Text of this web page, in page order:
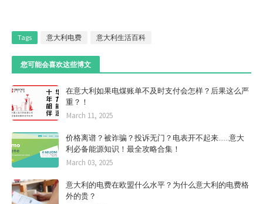
Tags 意大利电费 意大利生活百科
您可能会喜欢这些博文
在意大利如果电煤账单不及时支付会怎样？后果这么严
重？！
March 11, 2025
价格离谱？被诈骗？投诉无门？电表开不起来……意大
利必备能源知识！最全攻略合集！
March 03, 2025
意大利的电费在欧盟什么水平？为什么意大利的电费格
外的贵？